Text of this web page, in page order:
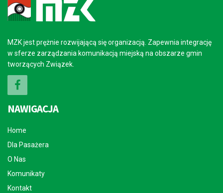
MZK jest prężnie rozwijającą się organizacją. Zapewnia integrację
w sferze zarządzania komunikacją miejską na obszarze gmin
tworzących Związek.
NAWIGACJA
Home
Dla Pasażera
O Nas
Komunikaty
Kontakt